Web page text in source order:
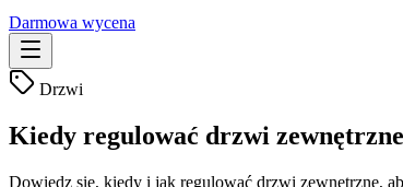
Darmowa wycena
Drzwi
Kiedy regulować drzwi
Dowiedz się, kiedy i jak regulować drzwi zewnętrzne,